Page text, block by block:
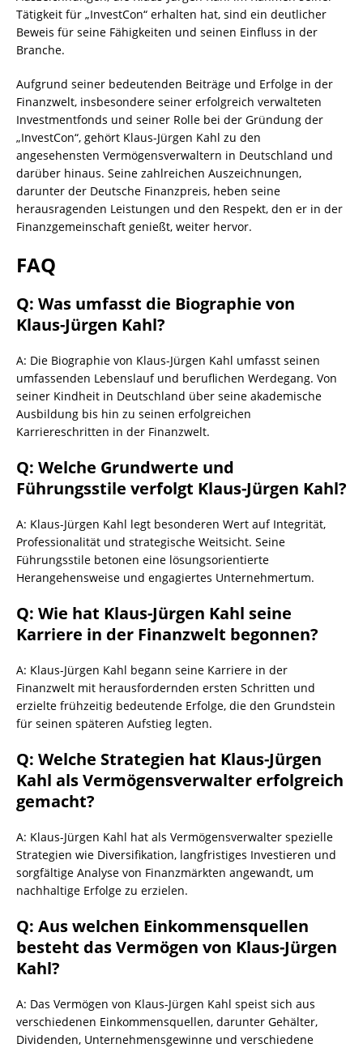
Tätigkeit für „InvestCon“ erhalten hat, sind ein deutlicher
Beweis für seine Fähigkeiten und seinen Einfluss in der
Branche.
Aufgrund seiner bedeutenden Beiträge und Erfolge in der
Finanzwelt, insbesondere seiner erfolgreich verwalteten
Investmentfonds und seiner Rolle bei der Gründung der
„InvestCon“, gehört Klaus-Jürgen Kahl zu den
angesehensten Vermögensverwaltern in Deutschland und
darüber hinaus. Seine zahlreichen Auszeichnungen,
darunter der Deutsche Finanzpreis, heben seine
herausragenden Leistungen und den Respekt, den er in der
Finanzgemeinschaft genießt, weiter hervor.
FAQ
Q: Was umfasst die Biographie von
Klaus-Jürgen Kahl?
A: Die Biographie von Klaus-Jürgen Kahl umfasst seinen
umfassenden Lebenslauf und beruflichen Werdegang. Von
seiner Kindheit in Deutschland über seine akademische
Ausbildung bis hin zu seinen erfolgreichen
Karriereschritten in der Finanzwelt.
Q: Welche Grundwerte und
Führungsstile verfolgt Klaus-Jürgen Kahl?
A: Klaus-Jürgen Kahl legt besonderen Wert auf Integrität,
Professionalität und strategische Weitsicht. Seine
Führungsstile betonen eine lösungsorientierte
Herangehensweise und engagiertes Unternehmertum.
Q: Wie hat Klaus-Jürgen Kahl seine
Karriere in der Finanzwelt begonnen?
A: Klaus-Jürgen Kahl begann seine Karriere in der
Finanzwelt mit herausfordernden ersten Schritten und
erzielte frühzeitig bedeutende Erfolge, die den Grundstein
für seinen späteren Aufstieg legten.
Q: Welche Strategien hat Klaus-Jürgen
Kahl als Vermögensverwalter erfolgreich
gemacht?
A: Klaus-Jürgen Kahl hat als Vermögensverwalter spezielle
Strategien wie Diversifikation, langfristiges Investieren und
sorgfältige Analyse von Finanzmärkten angewandt, um
nachhaltige Erfolge zu erzielen.
Q: Aus welchen Einkommensquellen
besteht das Vermögen von Klaus-Jürgen
Kahl?
A: Das Vermögen von Klaus-Jürgen Kahl speist sich aus
verschiedenen Einkommensquellen, darunter Gehälter,
Dividenden, Unternehmensgewinne und verschiedene